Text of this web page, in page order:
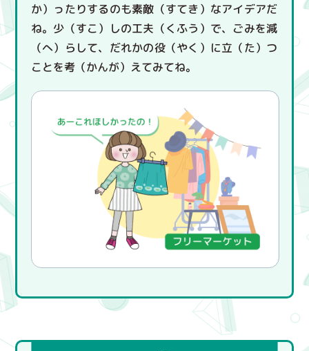
か）ったりするのも素敵（すてき）なアイデアだ
ね。少（すこ）しの工夫（くふう）で、ごみを減
（へ）らして、だれかの役（やく）に立（た）つ
ことを考（かんが）えてみてね。